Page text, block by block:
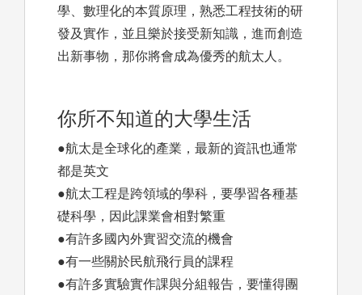
學、數理化的本質原理，熟悉工程技術的研
發及實作，並且樂於接受新知識，進而創造
出新事物，那你將會成為優秀的航太人。
你所不知道的大學生活
●航太是全球化的產業，最新的資訊也通常
都是英文
●航太工程是跨領域的學科，要學習各種基
礎科學，因此課業會相對繁重
●有許多國內外實習交流的機會
●有一些關於民航飛行員的課程
●有許多實驗實作課與分組報告，要懂得團